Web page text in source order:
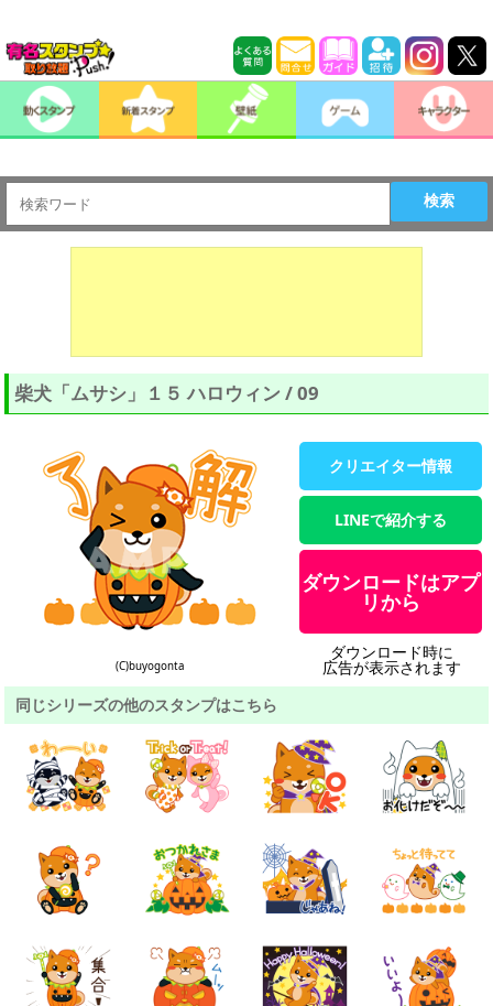
検索
柴犬「ムサシ」１５ ハロウィン / 09
(C)buyogonta
クリエイター情報
LINEで紹介する
ダウンロードはアプ
リから
ダウンロード時に
広告が表示されます
同じシリーズの他のスタンプはこちら